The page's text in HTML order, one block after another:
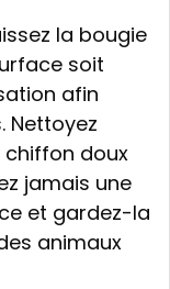
la bougie
soit
afin
Nettoyez
chiffon doux
jamais une
et gardez-la
animaux